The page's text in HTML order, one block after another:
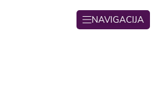
NAVIGACIJA